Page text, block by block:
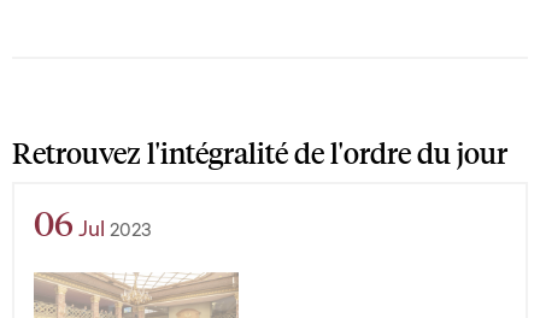
Retrouvez l'intégralité de l'ordre du jour
06 Jul 2023